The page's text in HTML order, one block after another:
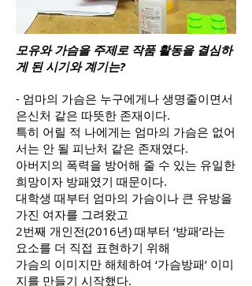
모유와 가슴을 주제로 작품 활동을 결심하
게 된 시기와 계기는?
- 엄마의 가슴은 누구에게나 생명줄이면서
은신처 같은 따뜻한 존재이다.
특히 어릴 적 나에게는 엄마의 가슴은 없어
서는 안 될 피난처 같은 존재였다.
아버지의 폭력을 방어해 줄 수 있는 유일한
희망이자 방패였기 때문이다.
대학생 때부터 엄마의 가슴이나 큰 유방을
가진 여자를 그려왔고
2번째 개인전(2016년) 때부터 ‘방패’라는
요소를 더 직접 표현하기 위해
가슴의 이미지만 해체하여 ‘가슴방패’ 이미
지를 만들기 시작했다.